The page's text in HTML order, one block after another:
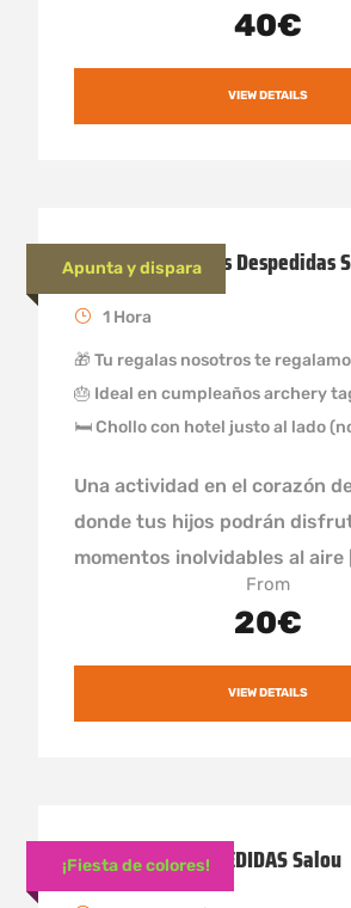
40€
VIEW DETAILS
Apunta y dispara
Juego de arqueros Despedidas
1 Hora
🎁 Tu regalas nosotros te
🎂 Ideal en cumpleaños archery
🛏 Chollo con hotel justo al lado
Una actividad en el corazón
donde tus hijos podrán
momentos inolvidables al aire
From
20€
VIEW DETAILS
¡Fiesta de colores!
Fiesta Holly DESPEDIDAS Salou